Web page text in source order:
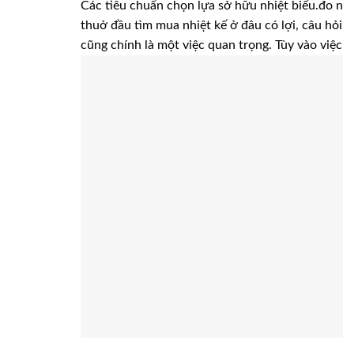
Các tiêu chuẩn chọn lựa sở hữu nhiệt biểu.đo
thuở đầu tìm mua nhiệt kế ở đâu có lợi, câu
cũng chính là một việc quan trọng. Tùy vào